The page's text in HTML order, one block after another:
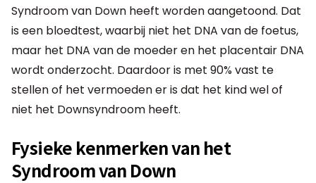
Syndroom van Down heeft worden aangetoond. Dat
is een bloedtest, waarbij niet het DNA van de foetus,
maar het DNA van de moeder en het placentair DNA
wordt onderzocht. Daardoor is met 90% vast te
stellen of het vermoeden er is dat het kind wel of
niet het Downsyndroom heeft.
Fysieke kenmerken van het
Syndroom van Down